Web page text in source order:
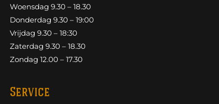
Woensdag 9.30 – 18.30
Donderdag 9.30 – 19:00
Vrijdag 9.30 – 18:30
Zaterdag 9.30 – 18.30
Zondag 12.00 – 17.30
Service